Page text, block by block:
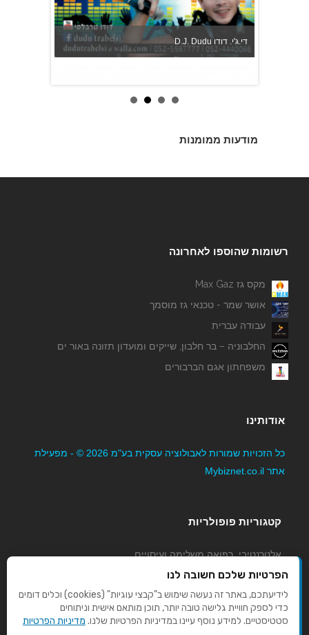
אורי צילום אירועים
מודעות ממומנות
רשומות שהוספו לאחרונה
מקס גז Max Gaz
אושר שמר - טכנאי גז מוסמך
עבודה עברית
החלבוניה – בר חלבון, שייקים ומועדון תזונה באור ים
משפחתון אגם הברבורים
אודותינו
כל הזכויות שמורות לאבולוציה עסקית בע"מ 2026 © - מפעילת
אתר Mybiznet.co.il
קטגוריות פופולריות
אלטרנטיבי, רפואה משלימה ועיסויים
גני ילדים, משפחתונים וצהרונים
קוסמטיקה טיפוח ויופי
מורים לנהיגה
הפרטיות שלכם חשובה לנו
לידיעתכם, באתר זה נעשה שימוש ב"קבצי עוגיות" (cookies) וכלים דומים
כדי לספק חוויית גלישה טובה יותר, תוכן מותאם אישית וניתוחים
סטטיסטיים. למידע נוסף עיינו במדיניות הפרטיות שלנו. מדיניות הפרטיות